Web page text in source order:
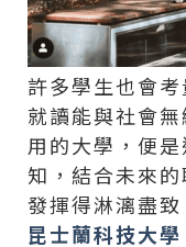
許多學生也會
就讀能與社會
用的大學，便
知，結合未來
發揮得淋漓盡
昆士蘭科技大